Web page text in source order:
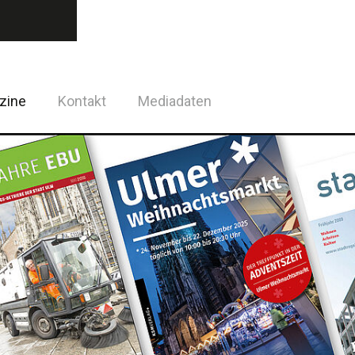
Kontakt Mediadaten